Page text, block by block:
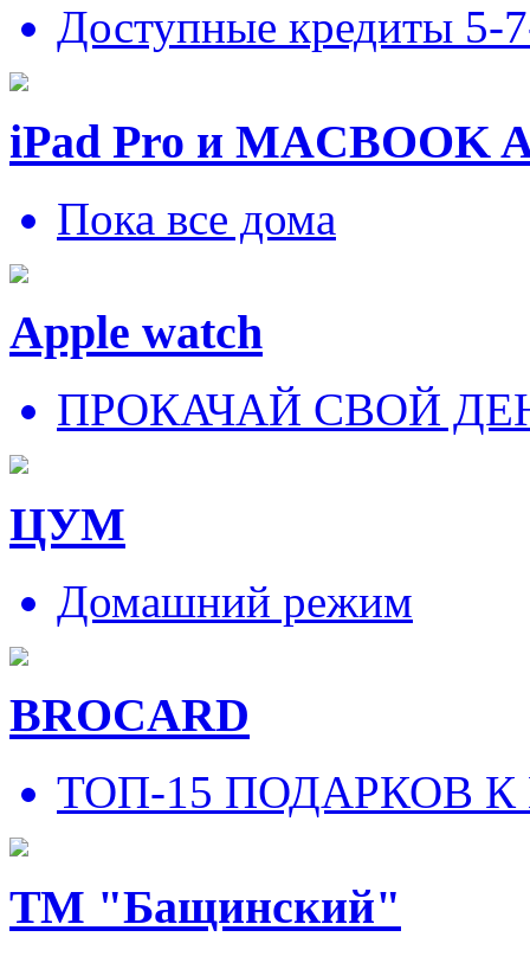
Доступные кредиты 5-
iPad Pro и MACBOOK
Пока все дома
Apple watch
ПРОКАЧАЙ СВОЙ
ЦУМ
Домашний режим
BROCARD
ТОП-15 ПОДАРКОВ
ТМ "Бащинский"